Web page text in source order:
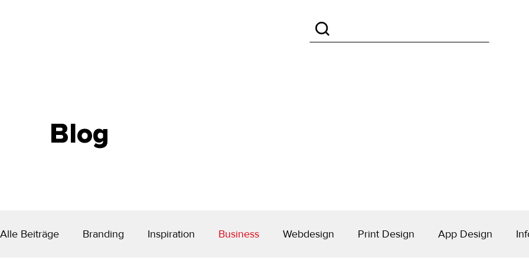
Blog
Alle Beiträge Branding Inspiration Business Webdesign Print Design App Design